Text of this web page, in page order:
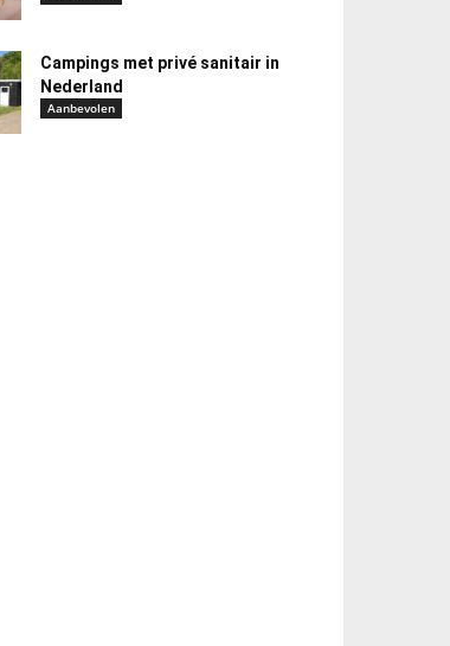
Campings met privé sanitair in
Nederland
Aanbevolen